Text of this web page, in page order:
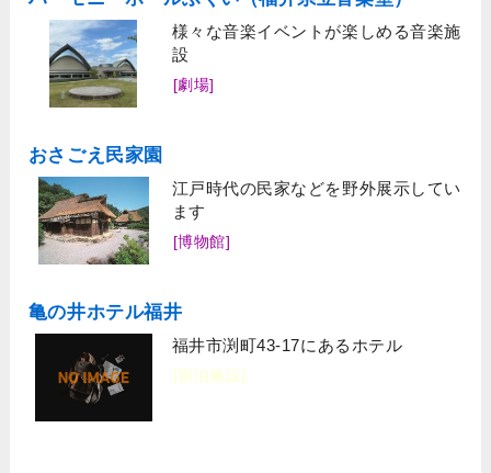
様々な音楽イベントが楽しめる音楽施
設
[劇場]
おさごえ民家園
江戸時代の民家などを野外展示してい
ます
[博物館]
亀の井ホテル福井
福井市渕町43-17にあるホテル
[宿泊施設]